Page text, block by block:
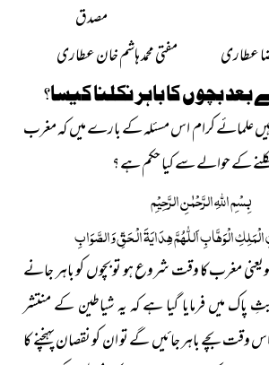
مصدق
رضا عطاری
مفتی محمد ہاشم خان عطاری
علمائے کرام اس مسئلہ کے بارے میں کہ مغرب
کے حوالے سے کیا حکم ہے ؟
بِسْمِ اللّٰہِ الرَّحْمٰنِ الرَّحِیْمِ
الْوَھَّابِ اَللّٰھُمَّ ھِدَایَۃَ الْحَقِّ وَالصَّوَابِ
مغرب کا وقت شروع ہو تو بچوں کو باہر جانے
میں فرمایا گیا ہے کہ یہ شیاطین کے منتشر
بچے باہر جائیں گے تو ان کو نقصان پہنچنے کا